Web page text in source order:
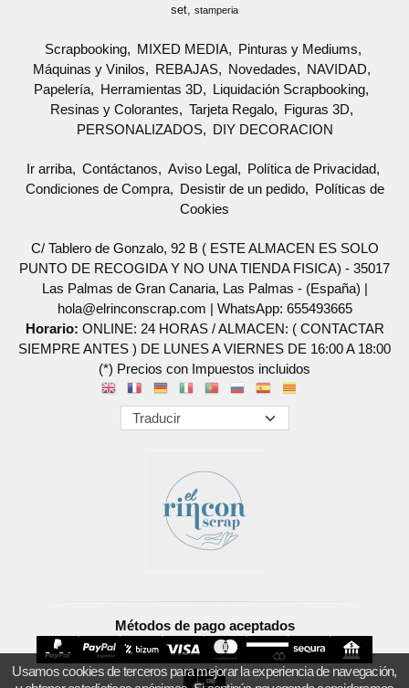
set stamperia
Scrapbooking MIXED MEDIA
Pinturas y Mediums
Máquinas y Vinilos
REBAJAS Novedades
NAVIDAD
Papelería
Herramientas 3D
Liquidación Scrapbooking
Resinas y Colorantes
Tarjeta Regalo
Figuras 3D
PERSONALIZADOS
DIY DECORACION
Ir arriba Contáctanos Aviso Legal
Política de Privacidad
Condiciones de Compra
Desistir de un pedido
Políticas de
Cookies
C/ Tablero de Gonzalo, 92 B ( ESTE ALMACEN ES SOLO
PUNTO DE RECOGIDA Y NO UNA TIENDA FISICA) - 35017
Las Palmas de Gran Canaria, Las Palmas - (España) |
hola@elrinconscrap.com | WhatsApp: 655493665
Horario: ONLINE: 24 HORAS / ALMACEN: ( CONTACTAR
SIEMPRE ANTES ) DE LUNES A VIERNES DE 16:00 A 18:00
(*) Precios con Impuestos incluidos
Métodos de pago aceptados
Usamos cookies de terceros para mejorar la experiencia de navegación,